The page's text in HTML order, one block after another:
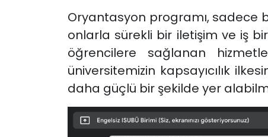
Oryantasyon programı, sadece
onlarla sürekli bir iletişim ve iş
öğrencilere sağlanan
üniversitemizin kapsayıcılık
daha güçlü bir şekilde yer